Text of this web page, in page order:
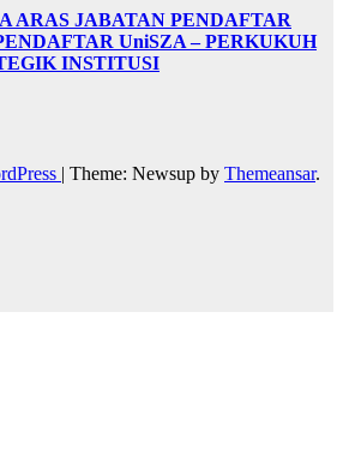
ARAS JABATAN PENDAFTAR
UniSZA – PERKUKUH
INSTITUSI
| Theme: Newsup by Themeansar.